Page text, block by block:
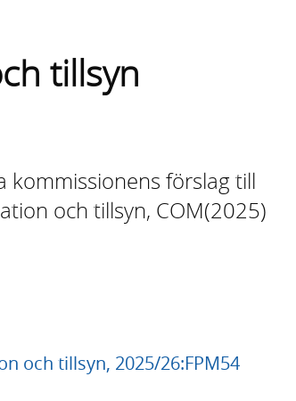
tillsyn
kommissionens förslag till
och tillsyn, COM(2025)
och tillsyn, 2025/26:FPM54